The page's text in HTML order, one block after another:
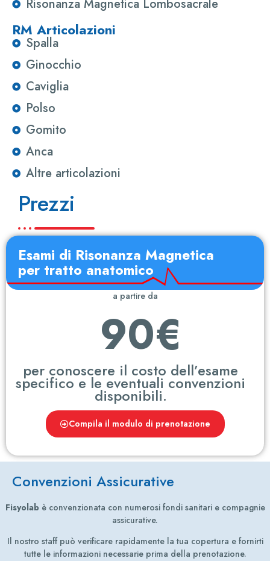
Risonanza Magnetica Lombosacrale
RM Articolazioni
Spalla
Ginocchio
Caviglia
Polso
Gomito
Anca
Altre articolazioni
Prezzi
Esami di Risonanza Magnetica
per tratto anatomico
a partire da
90€
per conoscere il costo dell’esame
specifico e le eventuali convenzioni
disponibili.
Compila il modulo di prenotazione
Convenzioni Assicurative
Fisyolab è convenzionata con numerosi fondi sanitari e compagnie
assicurative.
Il nostro staff può verificare rapidamente la tua copertura e fornirti
tutte le informazioni necessarie prima della prenotazione.